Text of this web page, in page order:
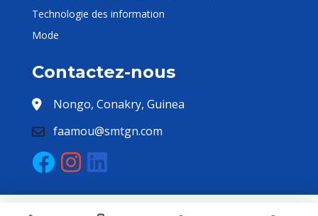
Technologie des information
Mode
Contactez-nous
Nongo, Conakry, Guinea
faamou@smtgn.com